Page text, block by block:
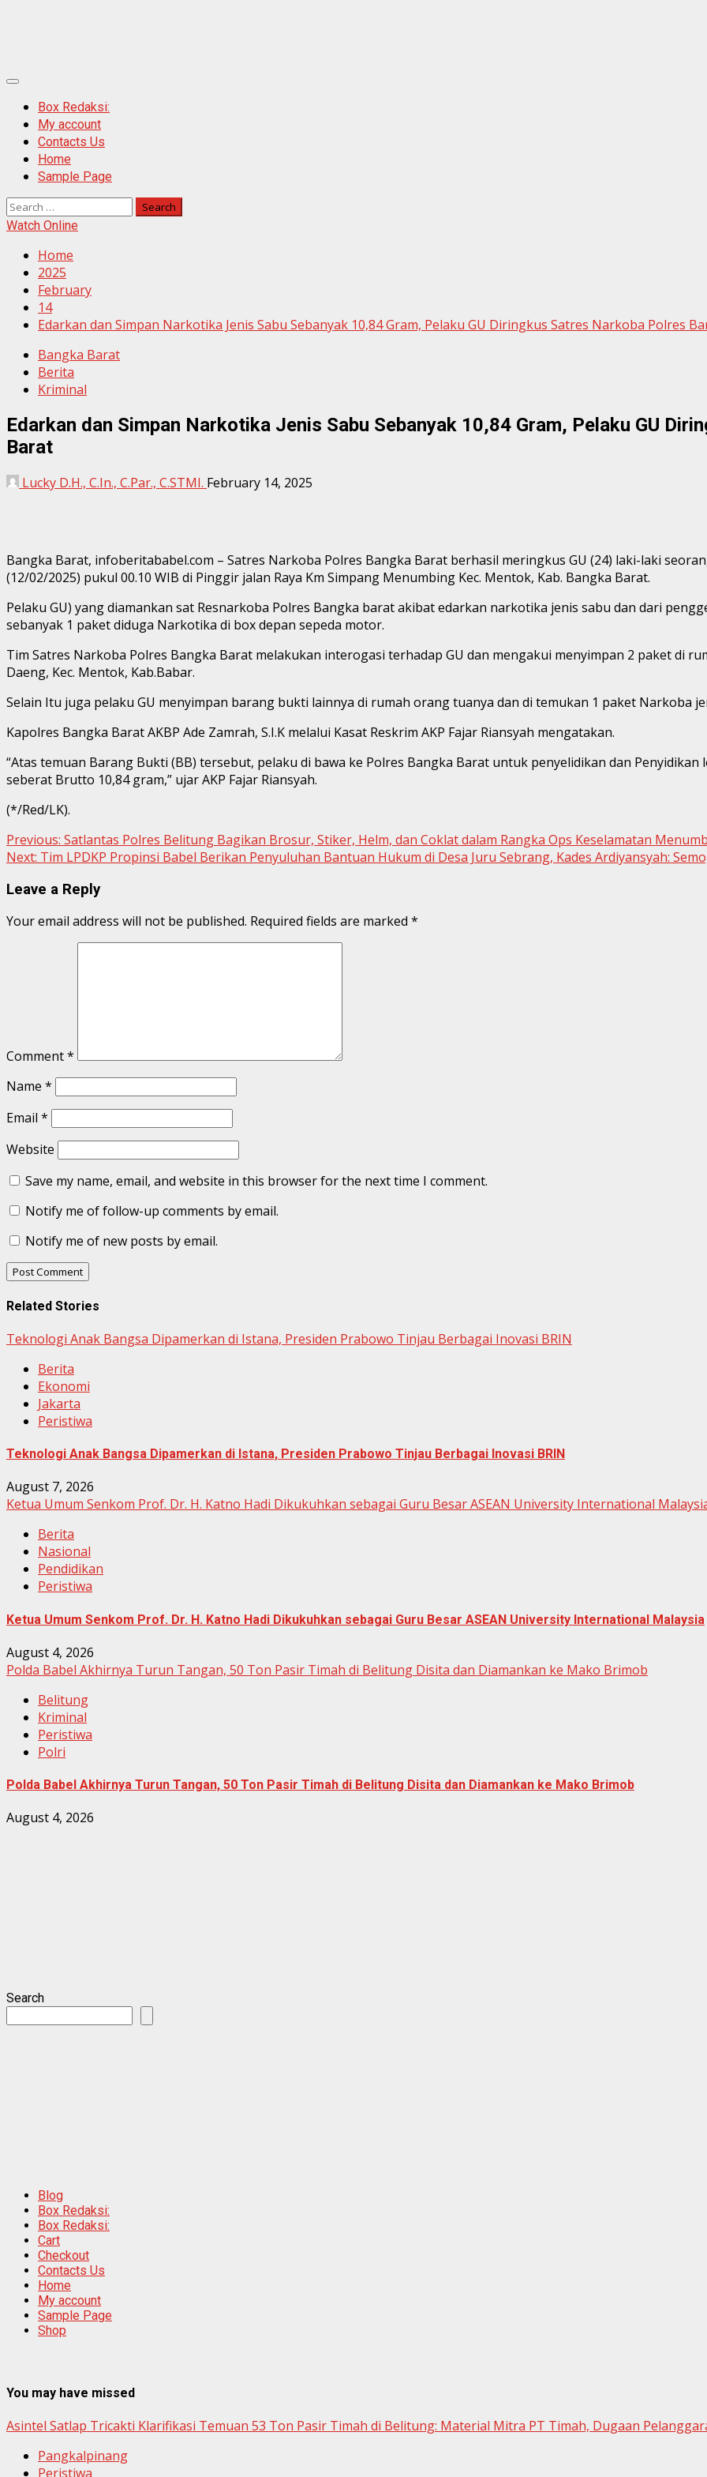
Primary
MenuBox Redaksi:
My account
Contacts Us
Home
Sample Page
Search
for:
Watch Online
Home
2025
February
14
Edarkan dan Simpan Narkotika Jenis Sabu Sebanyak 10,84 Gram, Pelaku GU Diringkus Satres Narkoba Polres
Bangka Barat
Berita
Kriminal
Edarkan dan Simpan Narkotika Jenis Sabu Sebanyak 10,84 Gram, Pelaku GU
Barat
Lucky D.H., C.In., C.Par., C.STMI. February 14, 2025
Bangka Barat, infoberitababel.com – Satres Narkoba Polres Bangka Barat berhasil meringkus GU (24) laki-laki
(12/02/2025) pukul 00.10 WIB di Pinggir jalan Raya Km Simpang Menumbing Kec. Mentok, Kab. Bangka Barat.
Pelaku GU) yang diamankan sat Resnarkoba Polres Bangka barat akibat edarkan narkotika jenis sabu dan dari
sebanyak 1 paket diduga Narkotika di box depan sepeda motor.
Tim Satres Narkoba Polres Bangka Barat melakukan interogasi terhadap GU dan mengakui menyimpan 2 paket di
Daeng, Kec. Mentok, Kab.Babar.
Selain Itu juga pelaku GU menyimpan barang bukti lainnya di rumah orang tuanya dan di temukan 1 paket Narkoba
Kapolres Bangka Barat AKBP Ade Zamrah, S.I.K melalui Kasat Reskrim AKP Fajar Riansyah mengatakan.
“Atas temuan Barang Bukti (BB) tersebut, pelaku di bawa ke Polres Bangka Barat untuk penyelidikan dan
seberat Brutto 10,84 gram,” ujar AKP Fajar Riansyah.
(*/Red/LK).
Continue
Reading
Previous: Satlantas Polres Belitung Bagikan Brosur, Stiker, Helm, dan Coklat dalam Rangka Ops Keselamatan
Next: Tim LPDKP Propinsi Babel Berikan Penyuluhan Bantuan Hukum di Desa Juru Sebrang, Kades Ardiyansyah:
Leave a Reply
Your email address will not be published. Required fields are marked *
Comment*
Name *
Email *
Website
Save my name, email, and website in this browser for the next time I comment.
Notify me of follow-up comments by email.
Notify me of new posts by email.
Related Stories
Teknologi Anak Bangsa Dipamerkan di Istana, Presiden Prabowo Tinjau Berbagai Inovasi BRIN
Berita
Ekonomi
Jakarta
Peristiwa
Teknologi Anak Bangsa Dipamerkan di Istana, Presiden Prabowo Tinjau Berbagai Inovasi BRIN
August 7, 2026
Ketua Umum Senkom Prof. Dr. H. Katno Hadi Dikukuhkan sebagai Guru Besar ASEAN University International
Berita
Nasional
Pendidikan
Peristiwa
Ketua Umum Senkom Prof. Dr. H. Katno Hadi Dikukuhkan sebagai Guru Besar ASEAN University International Malaysia
August 4, 2026
Polda Babel Akhirnya Turun Tangan, 50 Ton Pasir Timah di Belitung Disita dan Diamankan ke Mako Brimob
Belitung
Kriminal
Peristiwa
Polri
Polda Babel Akhirnya Turun Tangan, 50 Ton Pasir Timah di Belitung Disita dan Diamankan ke Mako Brimob
August 4, 2026
Search
Blog
Box Redaksi:
Box Redaksi:
Cart
Checkout
Contacts Us
Home
My account
Sample Page
Shop
You may have missed
Asintel Satlap Tricakti Klarifikasi Temuan 53 Ton Pasir Timah di Belitung: Material Mitra PT Timah, Dugaan
Pangkalpinang
Peristiwa